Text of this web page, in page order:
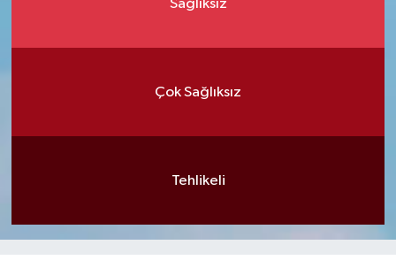
Sağlıksız
Çok Sağlıksız
Tehlikeli